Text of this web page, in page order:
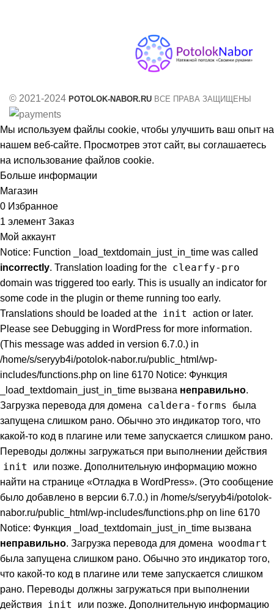
© 2021-2024 POTOLOK-NABOR.RU ВСЕ ПРАВА ЗАЩИЩЕНЫ
Мы используем файлы cookie, чтобы улучшить ваш опыт на
нашем веб-сайте. Просмотрев этот сайт, вы соглашаетесь
на использование файлов cookie.
Больше информации
Магазин
0 Избранное
1 элемент Заказ
Мой аккаунт
Notice: Function _load_textdomain_just_in_time was called
incorrectly. Translation loading for the clearfy-pro
domain was triggered too early. This is usually an indicator for
some code in the plugin or theme running too early.
Translations should be loaded at the init
action or later.
Please see Debugging in WordPress for more information.
(This message was added in version 6.7.0.) in
/home/s/seryyb4i/potolok-nabor.ru/public_html/wp-
includes/functions.php on line 6170 Notice: Функция
_load_textdomain_just_in_time вызвана неправильно.
Загрузка перевода для домена
caldera-forms
была
запущена слишком рано. Обычно это индикатор того, что
какой-то код в плагине или теме запускается слишком рано.
Переводы должны загружаться при выполнении действия
init
или позже. Дополнительную информацию можно
найти на странице «Отладка в WordPress». (Это сообщение
было добавлено в версии 6.7.0.) in /home/s/seryyb4i/potolok-
nabor.ru/public_html/wp-includes/functions.php on line 6170
Notice: Функция _load_textdomain_just_in_time вызвана
неправильно. Загрузка перевода для домена woodmart
была запущена слишком рано. Обычно это индикатор того,
что какой-то код в плагине или теме запускается слишком
рано. Переводы должны загружаться при выполнении
действия
init или позже. Дополнительную информацию